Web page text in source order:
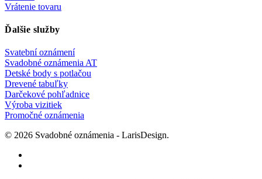
Vrátenie tovaru
Ďalšie služby
Svatební oznámení
Svadobné oznámenia AT
Detské body s potlačou
Drevené tabuľky
Darčekové pohľadnice
Výroba vizitiek
Promočné oznámenia
© 2026 Svadobné oznámenia - LarisDesign.